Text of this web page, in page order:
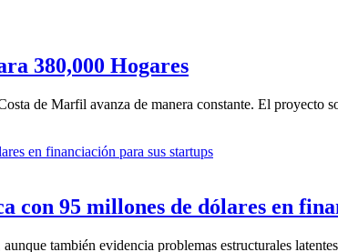
380,000 Hogares
de Marfil avanza de manera constante. El proyecto
con 95 millones de dólares en
también evidencia problemas estructurales